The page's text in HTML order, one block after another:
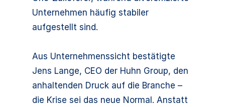
Unternehmen häufig stabiler
aufgestellt sind.
Aus Unternehmenssicht bestätigte
Jens Lange, CEO der Huhn Group, den
anhaltenden Druck auf die Branche –
die Krise sei das neue Normal. Anstatt